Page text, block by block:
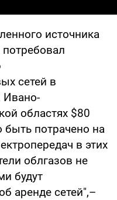
источника
сетей в
Ивано-
областях $80
потрачено на
в этих
облгазов не
будут
аренде сетей",–